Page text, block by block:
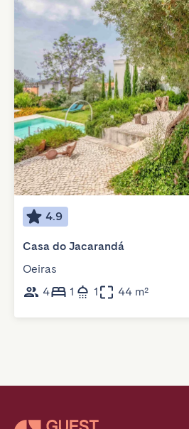
4.9
Casa do Jacarandá
Oeiras
4
1 1 44 m²